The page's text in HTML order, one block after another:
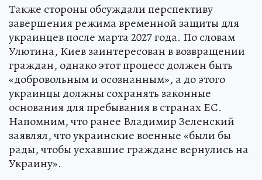
Также стороны обсуждали перспективу
завершения режима временной защиты для
украинцев после марта 2027 года. По словам
Улютина, Киев заинтересован в возвращении
граждан, однако этот процесс должен быть
«добровольным и осознанным», а до этого
украинцы должны сохранять законные
основания для пребывания в странах ЕС.
Напомним, что ранее Владимир Зеленский
заявлял, что украинские военные «были бы
рады, чтобы уехавшие граждане вернулись на
Украину».